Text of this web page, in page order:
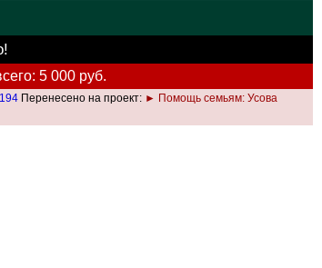
5 000 руб.
Перенесено на проект: ► Помощь семьям: Усова